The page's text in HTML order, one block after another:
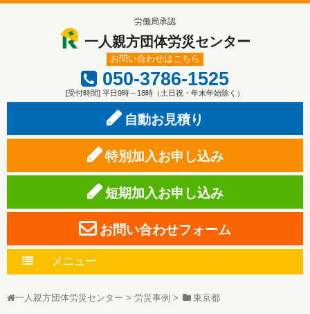
労働局承認
一人親方団体労災センター
お問い合わせはこちら
050-3786-1525
[受付時間] 平日9時～18時（土日祝・年末年始除く）
自動お見積り
特別加入お申し込み
短期加入お申し込み
お問い合わせフォーム
メニュー
一人親方団体労災センター > 労災事例 > 東京都